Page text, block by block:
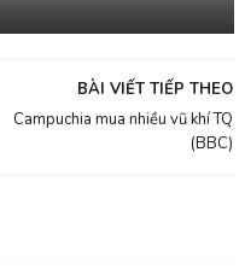
BÀI VIẾT TIẾP THEO
Campuchia mua nhiều vũ khí TQ
(BBC)